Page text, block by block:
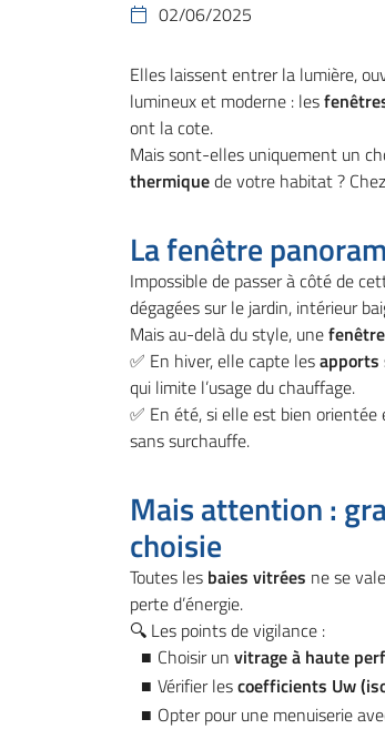
Rafraîchir le captcha
En cochant cette case, vous consentez à recevoir nos
email indiqué ci-dessus. Vous pouvez vous désinscrire à
de désinscription
Inscription
 02/06/2025
Elles laissent entrer la lumière,
lumineux et moderne : les
ont la cote.
Mais sont-elles uniquement un
thermiquede votre habitat ?
La fenêtre
Impossible de passer à côté de
dégagées sur le jardin, intérieur
Mais au-delà du style, une
✅ En hiver, elle capte lesapports
qui limite l’usage du chauffage.
✅ En été, si elle est bien
sans surchauffe.
Mais attention :
choisie
Toutes les baies vitrées ne se
perte d’énergie.
🔍 Les points de vigilance :
Choisir un vitrage à haute
Vérifier lescoefficients Uw
Opter pour une menuiserie